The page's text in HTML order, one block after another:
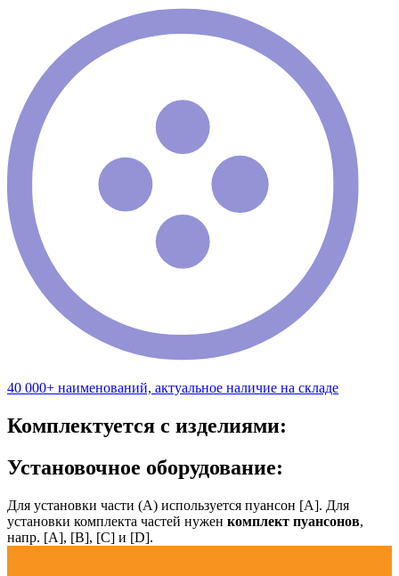
40 000+ наименований, актуальное наличие на складе
Комплектуется с изделиями:
Установочное оборудование:
Для установки части (А) используется пуансон [А]. Для
установки комплекта частей нужен комплект пуансонов,
напр. [А], [B], [С] и [D].